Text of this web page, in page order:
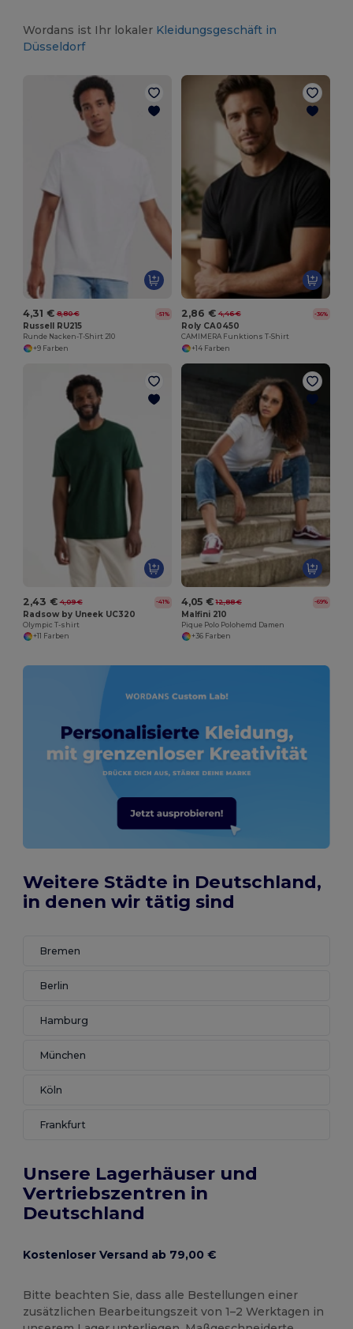
Wordans ist Ihr lokaler Kleidungsgeschäft in
Düsseldorf
4,31 € 8,80 € -51%
Russell RU215
Runde Nacken-T-Shirt 210
+9 Farben
2,86 € 4,46 € -36%
Roly CA0450
CAMIMERA Funktions T-Shirt
+14 Farben
2,43 € 4,09 € -41%
Radsow by Uneek UC320
Olympic T-shirt
+11 Farben
4,05 € 12,88 € -69%
Malfini 210
Pique Polo Polohemd Damen
+36 Farben
Weitere Städte in Deutschland,
in denen wir tätig sind
Bremen
Berlin
Hamburg
München
Köln
Frankfurt
Unsere Lagerhäuser und
Vertriebszentren in
Deutschland
Kostenloser Versand ab 79,00 €
Bitte beachten Sie, dass alle Bestellungen einer
zusätzlichen Bearbeitungszeit von 1–2 Werktagen in